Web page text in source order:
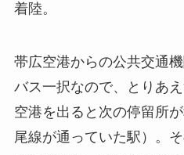
着陸。
帯広空港からの公共交通
バス一択なので、とりあ
空港を出ると次の停留所
尾線が通っていた駅）。